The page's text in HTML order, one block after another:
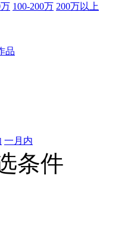
100-200万 200万以上
品
一月内
条件